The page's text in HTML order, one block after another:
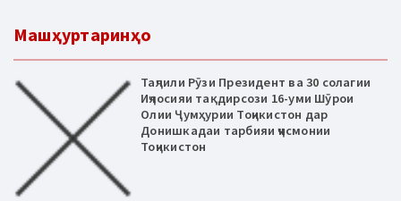
Машҳуртаринҳо
Таҷлили Рӯзи Президент ва 30 солагии
Иҷлосияи тақдирсози 16-уми Шӯрои
Олии Ҷумҳурии Тоҷикистон дар
Донишкадаи тарбияи ҷисмонии
Тоҷикистон